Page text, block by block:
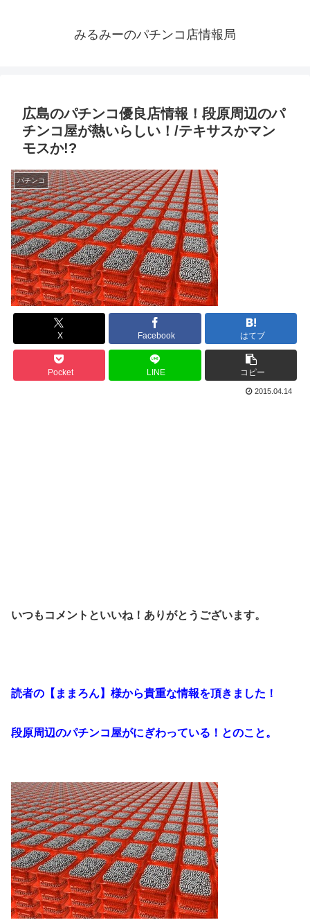
みるみーのパチンコ店情報局
広島のパチンコ優良店情報！段原周辺のパ
チンコ屋が熱いらしい！/テキサスかマン
モスか!?
パチンコ
X Facebook はてブ
Pocket LINE コピー
2015.04.14
いつもコメントといいね！ありがとうございます。
読者の【ままろん】様から貴重な情報を頂きました！
段原周辺のパチンコ屋がにぎわっている！とのこと。